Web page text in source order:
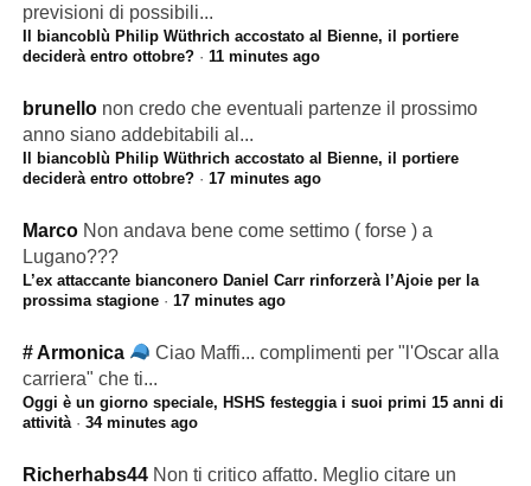
previsioni di possibili...
Il biancoblù Philip Wüthrich accostato al Bienne, il portiere
deciderà entro ottobre?· 11 minutes ago
brunello non credo che eventuali partenze il prossimo
anno siano addebitabili al...
Il biancoblù Philip Wüthrich accostato al Bienne, il portiere
deciderà entro ottobre?· 17 minutes ago
Marco Non andava bene come settimo ( forse ) a
Lugano???
L’ex attaccante bianconero Daniel Carr rinforzerà l’Ajoie per la
prossima stagione· 17 minutes ago
# Armonica
Ciao Maffi... complimenti per "l'Oscar alla
carriera" che ti...
Oggi è un giorno speciale, HSHS festeggia i suoi primi 15 anni di
attività· 34 minutes ago
Richerhabs44 Non ti critico affatto. Meglio citare un